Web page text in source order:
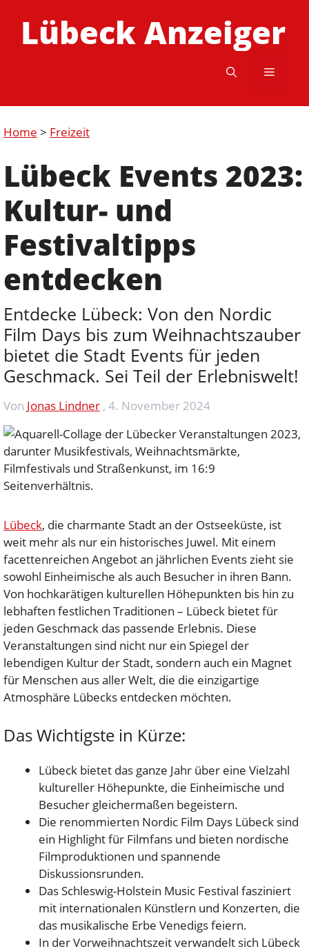
Inhalt
springenLübeck Anzeiger
Menü
Home > Freizeit
Lübeck Events 2023:
Kultur- und
Festivaltipps
entdecken
Entdecke Lübeck: Von den Nordic
Film Days bis zum Weihnachtszauber
bietet die Stadt Events für jeden
Geschmack. Sei Teil der Erlebniswelt!
Von Jonas Lindner , 4. November 2024
Lübeck, die charmante Stadt an der Ostseeküste, ist
weit mehr als nur ein historisches Juwel. Mit einem
facettenreichen Angebot an jährlichen Events zieht sie
sowohl Einheimische als auch Besucher in ihren Bann.
Von hochkarätigen kulturellen Höhepunkten bis hin zu
lebhaften festlichen Traditionen – Lübeck bietet für
jeden Geschmack das passende Erlebnis. Diese
Veranstaltungen sind nicht nur ein Spiegel der
lebendigen Kultur der Stadt, sondern auch ein Magnet
für Menschen aus aller Welt, die die einzigartige
Atmosphäre Lübecks entdecken möchten.
Das Wichtigste in Kürze:
Lübeck bietet das ganze Jahr über eine Vielzahl
kultureller Höhepunkte, die Einheimische und
Besucher gleichermaßen begeistern.
Die renommierten Nordic Film Days Lübeck sind
ein Highlight für Filmfans und bieten nordische
Filmproduktionen und spannende
Diskussionsrunden.
Das Schleswig-Holstein Music Festival fasziniert
mit internationalen Künstlern und Konzerten, die
das musikalische Erbe Venedigs feiern.
In der Vorweihnachtszeit verwandelt sich Lübeck